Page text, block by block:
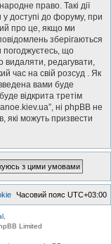
право. Такі дії
у доступі до форуму, при
про це, якщо ми
зберігаються
погоджуєтесь, що
видаляти, редагувати,
час на свій розсуд . Як
вами буде
відкрита третім
ні phpBB не
які можуть призвести
Часовий пояс UTC+03:00
Limited